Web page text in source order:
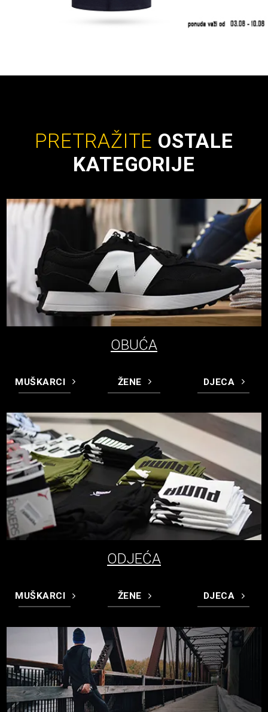
PRETRAŽITE OSTALE
KATEGORIJE
OBUĆA
MUŠKARCI ŽENE DJECA
ODJEĆA
MUŠKARCI ŽENE DJECA